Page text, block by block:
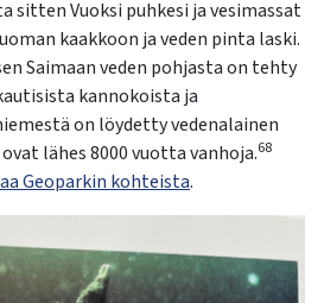
sitten Vuoksi puhkesi ja vesimassat
kaakkoon ja veden pinta laski.
Saimaan veden pohjasta on tehty
kannokoista ja
on löydetty vedenalainen
lähes 8000 vuotta vanhoja.68
Geoparkin kohteista.